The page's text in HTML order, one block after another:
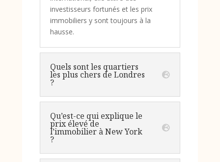
investisseurs fortunés et les prix
immobiliers y sont toujours à la
hausse.
Quels sont les quartiers
les plus chers de Londres
?
Qu’est-ce qui explique le
prix élevé de
l’immobilier à New York
?